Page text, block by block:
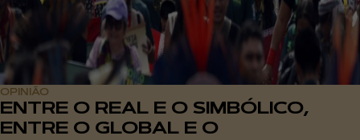
OPINIÃO
ENTRE O REAL E O SIMBÓLICO,
ENTRE O GLOBAL E O